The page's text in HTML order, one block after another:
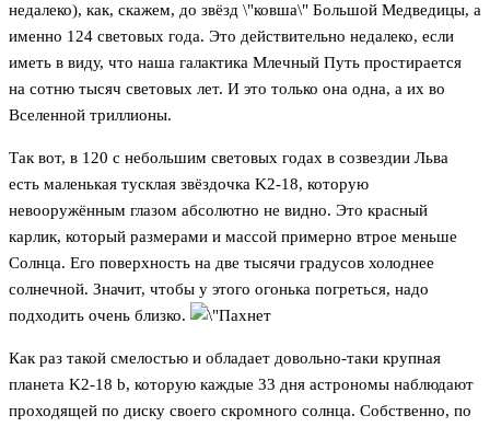
недалеко), как, скажем, до звёзд \"ковша\" Большой Медведицы, а
именно 124 световых года. Это действительно недалеко, если
иметь в виду, что наша галактика Млечный Путь простирается
на сотню тысяч световых лет. И это только она одна, а их во
Вселенной триллионы.
Так вот, в 120 с небольшим световых годах в созвездии Льва
есть маленькая тусклая звёздочка K2-18, которую
невооружённым глазом абсолютно не видно. Это красный
карлик, который размерами и массой примерно втрое меньше
Солнца. Его поверхность на две тысячи градусов холоднее
солнечной. Значит, чтобы у этого огонька погреться, надо
подходить очень близко.
Как раз такой смелостью и обладает довольно-таки крупная
планета K2-18 b, которую каждые 33 дня астрономы наблюдают
проходящей по диску своего скромного солнца. Собственно, по